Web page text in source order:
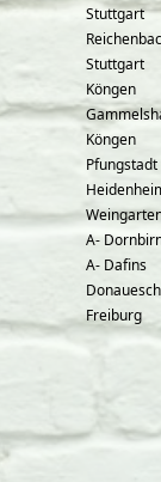
Stuttgart
Stuttgart
Köngen
Köngen
Pfungstadt
A-
A- Dafins
Freiburg